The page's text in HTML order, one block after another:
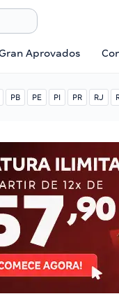
Aprovados
PB PE PI PR RJ